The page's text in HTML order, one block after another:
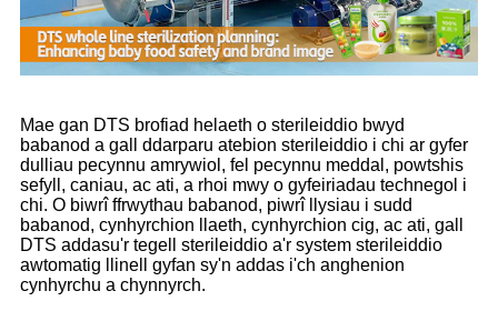
Mae gan DTS brofiad helaeth o sterileiddio bwyd
babanod a gall ddarparu atebion sterileiddio i chi ar gyfer
dulliau pecynnu amrywiol, fel pecynnu meddal, powtshis
sefyll, caniau, ac ati, a rhoi mwy o gyfeiriadau technegol i
chi. O biwrî ffrwythau babanod, piwrî llysiau i sudd
babanod, cynhyrchion llaeth, cynhyrchion cig, ac ati, gall
DTS addasu'r tegell sterileiddio a'r system sterileiddio
awtomatig llinell gyfan sy'n addas i'ch anghenion
cynhyrchu a chynnyrch.